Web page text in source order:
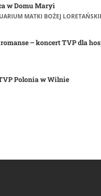
w Domu Maryi
MATKI BOŻEJ
– koncert TVP dla
Polonia w Wilnie